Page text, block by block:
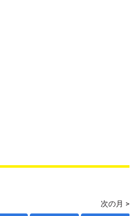
次の月 >